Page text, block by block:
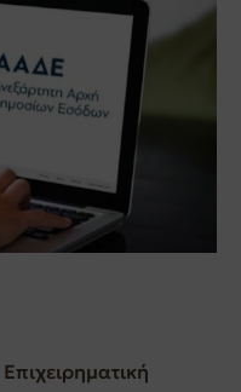
Επιχειρηματική